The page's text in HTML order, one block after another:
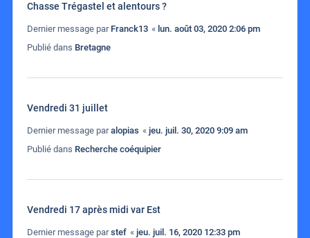
Chasse Trégastel et alentours ?
Dernier message par Franck13 « lun. août 03, 2020 2:06 pm
Publié dans Bretagne
Vendredi 31 juillet
Dernier message paralopias « jeu. juil. 30, 2020 9:09 am
Publié dans Recherche coéquipier
Vendredi 17 après midi var Est
Dernier message parstef « jeu. juil. 16, 2020 12:33 pm